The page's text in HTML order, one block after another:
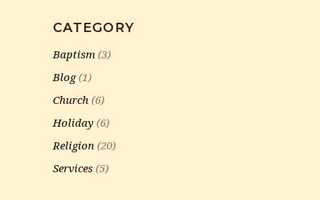
CATEGORY
Baptism (3)
Blog(1)
Church (6)
Holiday (6)
Religion (20)
Services (5)